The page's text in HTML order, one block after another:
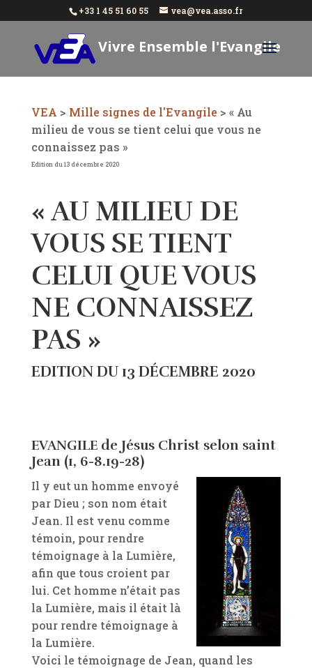
+33 1 45 51 60 55 vea@vea.asso.fr
Vivre Ensemble l'Evangile
VEA > Mille signes de l'Evangile > « Au
milieu de vous se tient celui que vous ne
connaissez pas »
Edition du 13 décembre 2020
« AU MILIEU DE
VOUS SE TIENT
CELUI QUE VOUS
NE CONNAISSEZ
PAS »
EDITION DU 13 DÉCEMBRE 2020
EVANGILE de Jésus Christ selon saint
Jean (1, 6-8.19-28)
Il y eut un homme envoyé
par Dieu ; son nom était
Jean. Il est venu comme
témoin, pour rendre
témoignage à la Lumière,
afin que tous croient par
lui. Cet homme n’était pas
la Lumière, mais il était là
pour rendre témoignage à
la Lumière.
Voici le témoignage de Jean, quand les